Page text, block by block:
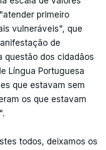
primeiro
vulneráveis", que
de
questão dos cidadãos
Língua Portuguesa
que estavam sem
os que estavam
todos, deixamos os